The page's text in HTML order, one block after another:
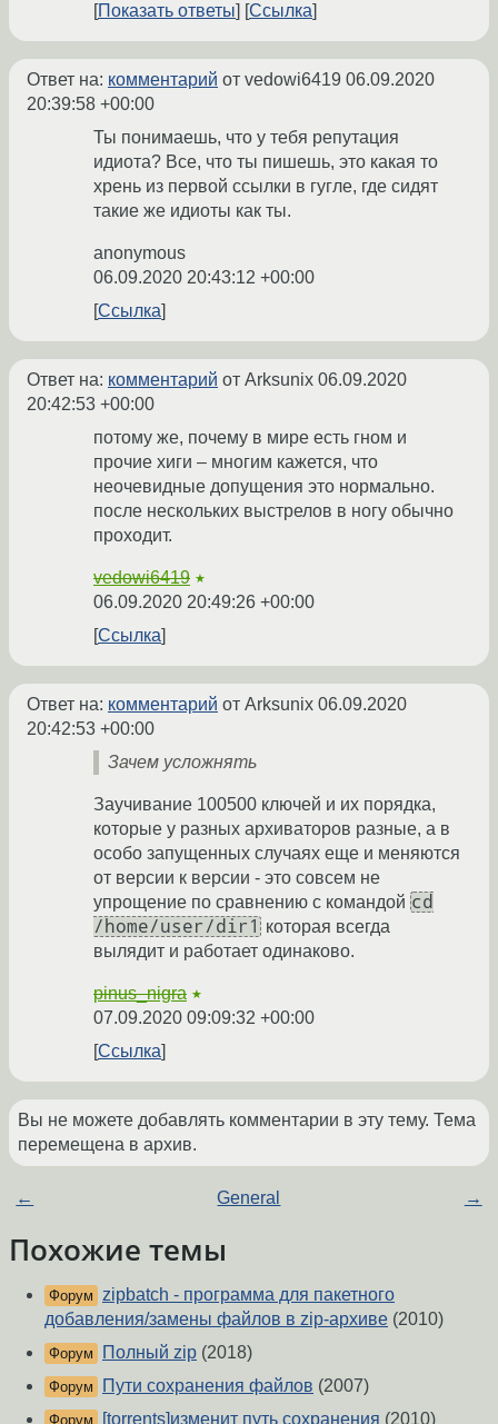
Показать ответы Ссылка
Ответ на: комментарий от vedowi6419 06.09.2020
20:39:58 +00:00
Ты понимаешь, что у тебя репутация
идиота? Все, что ты пишешь, это какая то
хрень из первой ссылки в гугле, где сидят
такие же идиоты как ты.
anonymous
06.09.2020 20:43:12 +00:00
Ссылка
Ответ на: комментарий от Arksunix 06.09.2020
20:42:53 +00:00
потому же, почему в мире есть гном и
прочие хиги – многим кажется, что
неочевидные допущения это нормально.
после нескольких выстрелов в ногу обычно
проходит.
vedowi6419 ★
06.09.2020 20:49:26 +00:00
Ссылка
Ответ на: комментарий от Arksunix 06.09.2020
20:42:53 +00:00
Зачем усложнять
Заучивание 100500 ключей и их порядка,
которые у разных архиваторов разные, а в
особо запущенных случаях еще и меняются
от версии к версии - это совсем не
упрощение по сравнению с командой cd
/home/user/dir1
которая всегда
вылядит и работает одинаково.
pinus_nigra ★
07.09.2020 09:09:32 +00:00
Ссылка
Вы не можете добавлять комментарии в эту тему. Тема
перемещена в архив.
← General →
Похожие темы
Форум
zipbatch - программа для пакетного
добавления/замены файлов в zip-архиве (2010)
Форум Полный zip (2018)
Форум Пути сохранения файлов (2007)
Форум [torrents]изменит путь сохранения (2010)